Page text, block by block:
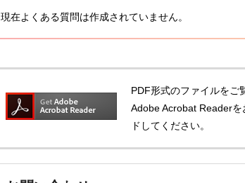
現在よくある質問は作成されていません。
PDF形式のファイルをご
Adobe Acrobat Reader
ドしてください。